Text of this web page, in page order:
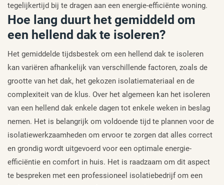
tegelijkertijd bij te dragen aan een energie-efficiënte woning.
Hoe lang duurt het gemiddeld om
een hellend dak te isoleren?
Het gemiddelde tijdsbestek om een hellend dak te isoleren
kan variëren afhankelijk van verschillende factoren, zoals de
grootte van het dak, het gekozen isolatiemateriaal en de
complexiteit van de klus. Over het algemeen kan het isoleren
van een hellend dak enkele dagen tot enkele weken in beslag
nemen. Het is belangrijk om voldoende tijd te plannen voor de
isolatiewerkzaamheden om ervoor te zorgen dat alles correct
en grondig wordt uitgevoerd voor een optimale energie-
efficiëntie en comfort in huis. Het is raadzaam om dit aspect
te bespreken met een professioneel isolatiebedrijf om een